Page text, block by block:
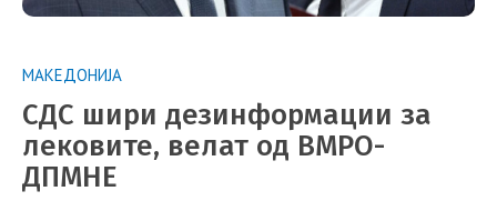
МАКЕДОНИЈА
СДС шири дезинформации за
лековите, велат од ВМРО-
ДПМНЕ